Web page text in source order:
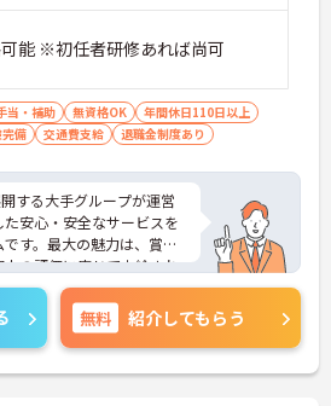
能 ※初任者研修あれば尚可
当・補助 無資格OK
年間休日110日以上
備 交通費支給 退職金制度あり
する大手グループが運営
安心・安全なサービスを
す。最大の魅力は、賞与
の評価に応じて支給され
。日々の頑張りやチーム
される非常にやりがいの
また、毎朝の情報共有ミ
フ同士の連携が強化され
年という高い定着率を実現
無料 紹介してもらう